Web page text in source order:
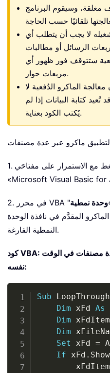
وسيقوم البرنامج
لا يجب أن يتطلب أي
الرسائل أو مطالبات
ستتوقف فور ظهور أي
مربعات حوار.
الماكرو الدُفعية لا
كتابة البيانات إذا لم
يُكتب الكود بعناية.
1. اضغط مع الاستمرار على مفتاحَي «ALT + F11» لفتح نافذة
«Microsoft Visual Basic for
وحدة نمطية"
المقدَّم في نافذة الوحدة
النمطية الفارغة.
كود VBA: تشغيل نفس الماكرو على عدة مصنفات في الوقت
نفسه:
Sub
Dim xFd As
Dim xFdItem
Dim
Set xFd =
If xFd . Show
        xFdItem